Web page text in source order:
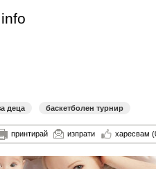
деца баскетболен турнир
принтирай изпрати харесвам